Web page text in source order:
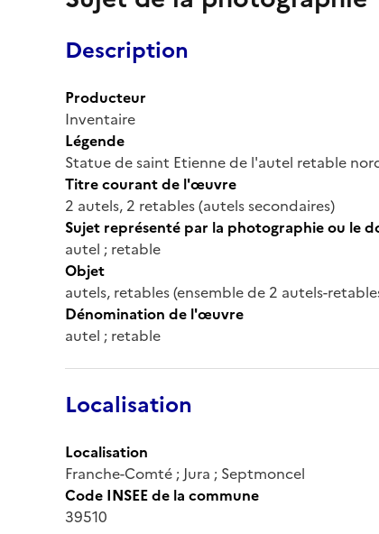
Description
Producteur
Inventaire
Légende
Statue de saint Etienne de l'autel retable
Titre courant de l'œuvre
2 autels, 2 retables (autels secondaires)
Sujet représenté par la photographie ou le
autel ; retable
Objet
autels, retables (ensemble de 2 autels-
Dénomination de l'œuvre
autel ; retable
Localisation
Localisation
Franche-Comté ; Jura ; Septmoncel
Code INSEE de la commune
39510